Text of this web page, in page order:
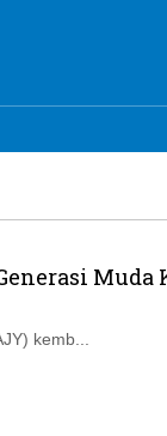
Muda
kemb...